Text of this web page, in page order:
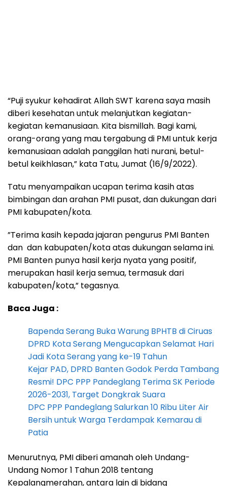
“Puji syukur kehadirat Allah SWT karena saya masih
diberi kesehatan untuk melanjutkan kegiatan-
kegiatan kemanusiaan. Kita bismillah. Bagi kami,
orang-orang yang mau tergabung di PMI untuk kerja
kemanusiaan adalah panggilan hati nurani, betul-
betul keikhlasan,” kata Tatu, Jumat (16/9/2022).
Tatu menyampaikan ucapan terima kasih atas
bimbingan dan arahan PMI pusat, dan dukungan dari
PMI kabupaten/kota.
”Terima kasih kepada jajaran pengurus PMI Banten
dan dan kabupaten/kota atas dukungan selama ini.
PMI Banten punya hasil kerja nyata yang positif,
merupakan hasil kerja semua, termasuk dari
kabupaten/kota,” tegasnya.
Baca Juga :
Bapenda Serang Buka Warung BPHTB di Ciruas
DPRD Kota Serang Mengucapkan Selamat Hari
Jadi Kota Serang yang ke-19 Tahun
Kejar PAD, DPRD Banten Godok Perda Tambang
Resmi! DPC PPP Pandeglang Terima SK Periode
2026-2031, Target Dongkrak Suara
DPC PPP Pandeglang Salurkan 10 Ribu Liter Air
Bersih untuk Warga Terdampak Kemarau di
Patia
Menurutnya, PMI diberi amanah oleh Undang-
Undang Nomor 1 Tahun 2018 tentang
Kepalangmerahan, antara lain di bidang